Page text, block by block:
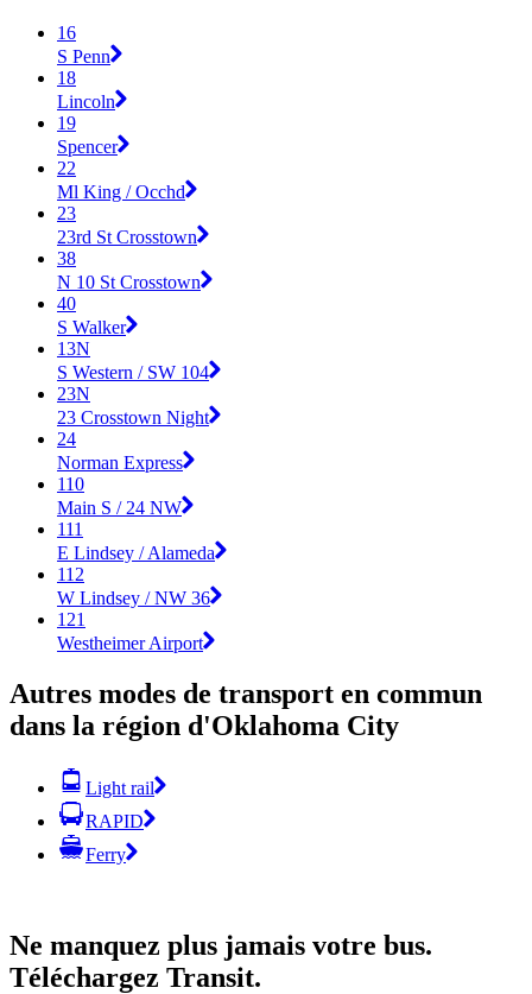
16
S Penn
18
Lincoln
19
Spencer
22
Ml King / Occhd
23
23rd St Crosstown
38
N 10 St Crosstown
40
S Walker
13N
S Western / SW 104
23N
23 Crosstown Night
24
Norman Express
110
Main S / 24 NW
111
E Lindsey / Alameda
112
W Lindsey / NW 36
121
Westheimer Airport
Autres modes de transport en commun
dans la région d'Oklahoma City
Light rail
RAPID
Ferry
Ne manquez plus jamais votre bus.
Téléchargez Transit.